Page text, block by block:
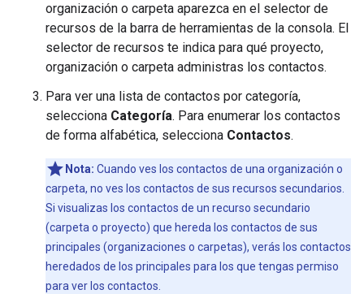
organización o carpeta aparezca en el selector de
recursos de la barra de herramientas de la consola. El
selector de recursos te indica para qué proyecto,
organización o carpeta administras los contactos.
Para ver una lista de contactos por categoría,
selecciona Categoría. Para enumerar los contactos
de forma alfabética, selecciona Contactos.
Nota: Cuando ves los contactos de una organización o
carpeta, no ves los contactos de sus recursos secundarios.
Si visualizas los contactos de un recurso secundario
(carpeta o proyecto) que hereda los contactos de sus
principales (organizaciones o carpetas), verás los contactos
heredados de los principales para los que tengas permiso
para ver los contactos.